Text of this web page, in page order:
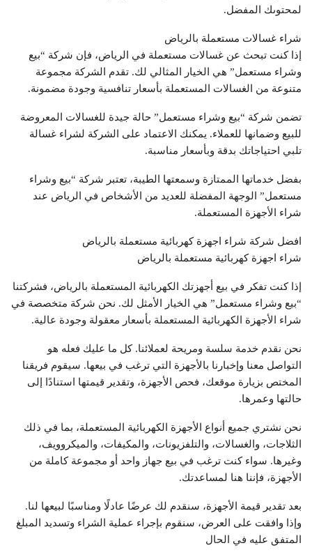
لمحتوىك المفضل.
شراء غسالات مستعملة بالرياض
إذا كنت تبحث عن غسالات مستعملة في الرياض، فإن شركة “بيع
وشراء مستعمل” هي الخيار المثالي لك. تقدم الشركة مجموعة
متنوعة من الغسالات المستعملة بأسعار تنافسية وجودة مضمونة.
تضمن شركة “بيع وشراء مستعمل” حالة جيدة للغسالات المعروضة
للبيع وضمانها للعملاء. يمكنك الاعتماد على الشركة لشراء غسالة
تلبي احتياجاتك بدقة وبأسعار مناسبة.
بفضل خدماتها الممتازة وسمعتها الطيبة، تعتبر شركة “بيع وشراء
مستعمل” الوجهة المفضلة للعديد من الأشخاص في الرياض عند
شراء الأجهزة المستعملة.
افضل شركة شراء اجهزة كهربائية مستعملة بالرياض
شراء اجهزة كهربائية مستعملة بالرياض
إذا كنت تفكر في بيع أجهزتك الكهربائية المستعملة بالرياض، فشركتنا
“بيع وشراء مستعمل” هي الخيار الأمثل لك. نحن شركة متخصصة في
شراء الأجهزة الكهربائية المستعملة بأسعار معقولة وجودة عالية.
نحن نقدم خدمة سلسة ومريحة لعملائنا. كل ما عليك فعله هو
التواصل معنا وإخبارنا بالأجهزة التي ترغب في بيعها. سيقوم فريقنا
المختص بزيارة موقعك، فحص الأجهزة، وتقدير قيمتها استنادًا إلى
حالتها وعمرها.
نحن نشتري جميع أنواع الأجهزة الكهربائية المستعملة، بما في ذلك
الثلاجات، والغسالات، والتلفزيونات، والمكيفات، والميكروويف،
وغيرها. سواء كنت ترغب في بيع جهاز واحد أو مجموعة كاملة من
الأجهزة، فإننا هنا لمساعدتك.
بعد تقدير قيمة الأجهزة، سنقدم لك عرضًا عادلًا ومناسبًا لبيعها لنا.
وإذا وافقت على العرض، سنقوم بإجراء عملية الشراء وتسديد المبلغ
المتفق عليه في الحال